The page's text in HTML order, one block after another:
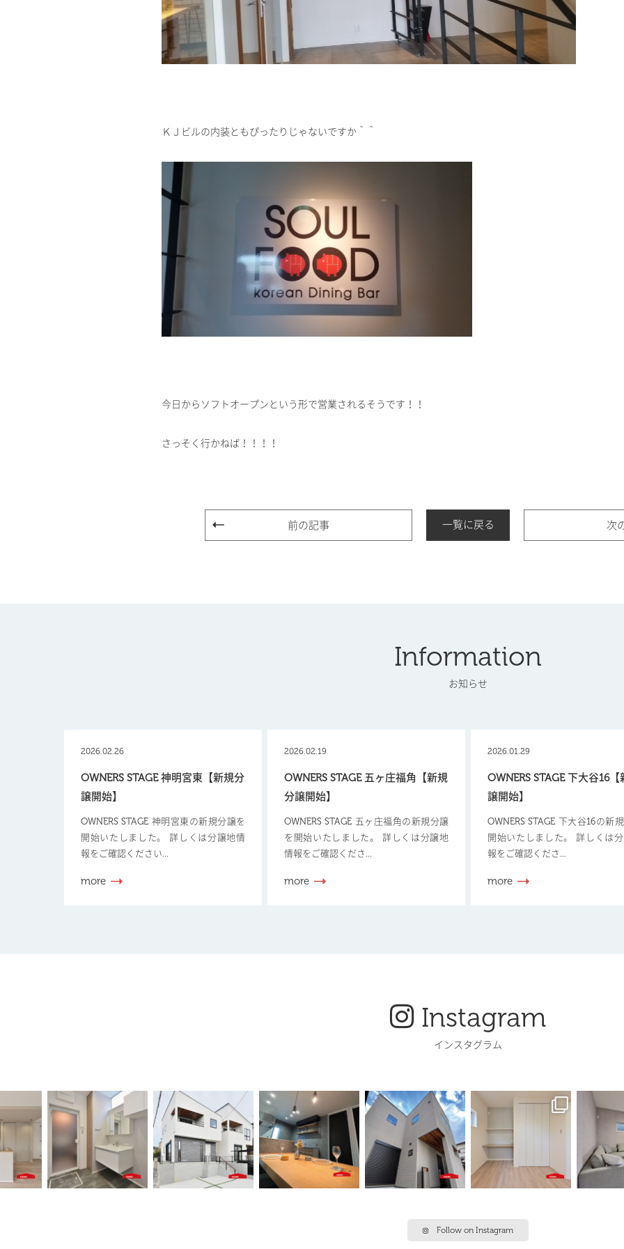
ＫＪビルの内装ともぴったりじゃないですか＾＾
今日からソフトオープンという形で営業されるそうです！！
さっそく行かねば！！！！
前の記事 一覧に戻る 次
Information
お知らせ
2026.02.26
OWNERS STAGE 神明宮東【新規分
譲開始】
OWNERS STAGE 神明宮東の新規分譲を
開始いたしました。 詳しくは分譲地情
報をご確認ください...
more
2026.02.19
OWNERS STAGE 五ヶ庄福角【新規
分譲開始】
OWNERS STAGE 五ヶ庄福角の新規分譲
を開始いたしました。 詳しくは分譲地
情報をご確認くださ...
more
2026.01.29
OWNERS STAGE 下大谷16
譲開始】
OWNERS STAGE 下大谷16の新
開始いたしました。 詳しくは
報をご確認くださ...
more
Instagram
インスタグラム
Follow on Instagram